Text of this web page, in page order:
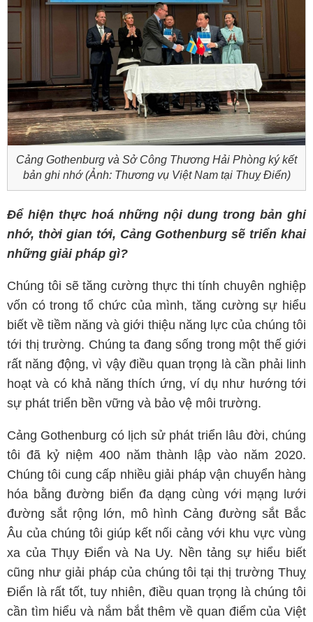
Cảng Gothenburg và Sở Công Thương Hải Phòng ký kết
bản ghi nhớ (Ảnh: Thương vụ Việt Nam tại Thuỵ Điển)
Để hiện thực hoá những nội dung trong bản ghi
nhớ, thời gian tới, Cảng Gothenburg sẽ triển khai
những giải pháp gì?
Chúng tôi sẽ tăng cường thực thi tính chuyên nghiệp
vốn có trong tổ chức của mình, tăng cường sự hiểu
biết về tiềm năng và giới thiệu năng lực của chúng tôi
tới thị trường. Chúng ta đang sống trong một thế giới
rất năng động, vì vậy điều quan trọng là cần phải linh
hoạt và có khả năng thích ứng, ví dụ như hướng tới
sự phát triển bền vững và bảo vệ môi trường.
Cảng Gothenburg có lịch sử phát triển lâu đời, chúng
tôi đã kỷ niệm 400 năm thành lập vào năm 2020.
Chúng tôi cung cấp nhiều giải pháp vận chuyển hàng
hóa bằng đường biển đa dạng cùng với mạng lưới
đường sắt rộng lớn, mô hình Cảng đường sắt Bắc
Âu của chúng tôi giúp kết nối cảng với khu vực vùng
xa của Thụy Điển và Na Uy. Nền tảng sự hiểu biết
cũng như giải pháp của chúng tôi tại thị trường Thuỵ
Điển là rất tốt, tuy nhiên, điều quan trọng là chúng tôi
cần tìm hiểu và nắm bắt thêm về quan điểm của Việt